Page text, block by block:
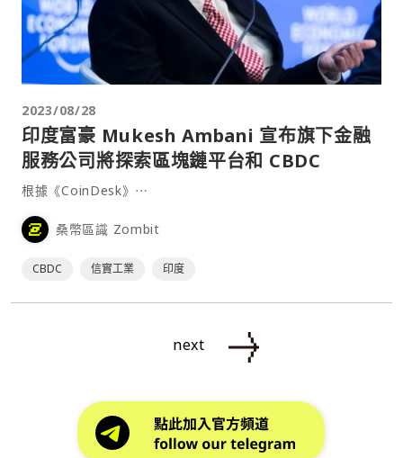
2023/08/28
印度富豪 Mukesh Ambani 宣布旗下金融
服務公司將探索區塊鏈平台和 CBDC
根據《CoinDesk》⋯
桑幣區識 Zombit
CBDC 信實工業 印度
next